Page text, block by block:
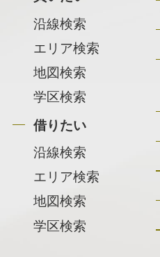
沿線検索
エリア検索
地図検索
学区検索
借りたい
沿線検索
エリア検索
地図検索
学区検索